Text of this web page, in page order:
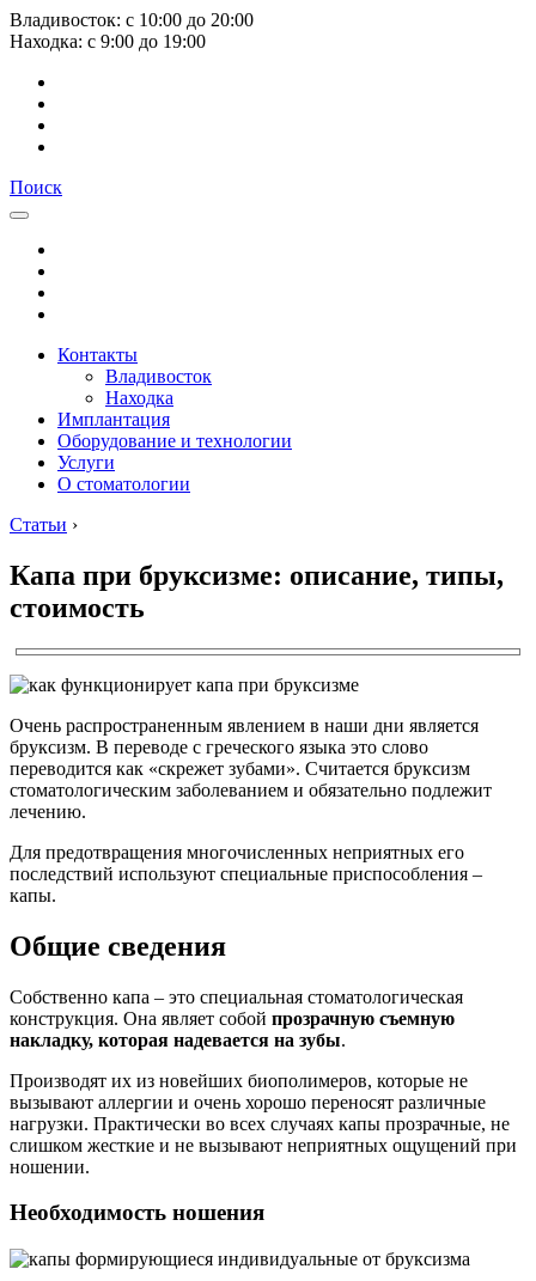
Владивосток: с 10:00 до 20:00
Находка: с 9:00 до 19:00
Поиск
Контакты
Владивосток
Находка
Имплантация
Оборудование и технологии
Услуги
О стоматологии
Статьи ›
Капа при бруксизме: описание, типы,
стоимость
Очень распространенным явлением в наши дни является
бруксизм. В переводе с греческого языка это слово
переводится как «скрежет зубами». Считается бруксизм
стоматологическим заболеванием и обязательно подлежит
лечению.
Для предотвращения многочисленных неприятных его
последствий используют специальные приспособления –
капы.
Общие сведения
Собственно капа – это специальная стоматологическая
конструкция. Она являет собой прозрачную съемную
накладку, которая надевается на зубы.
Производят их из новейших биополимеров, которые не
вызывают аллергии и очень хорошо переносят различные
нагрузки. Практически во всех случаях капы прозрачные, не
слишком жесткие и не вызывают неприятных ощущений при
ношении.
Необходимость ношения